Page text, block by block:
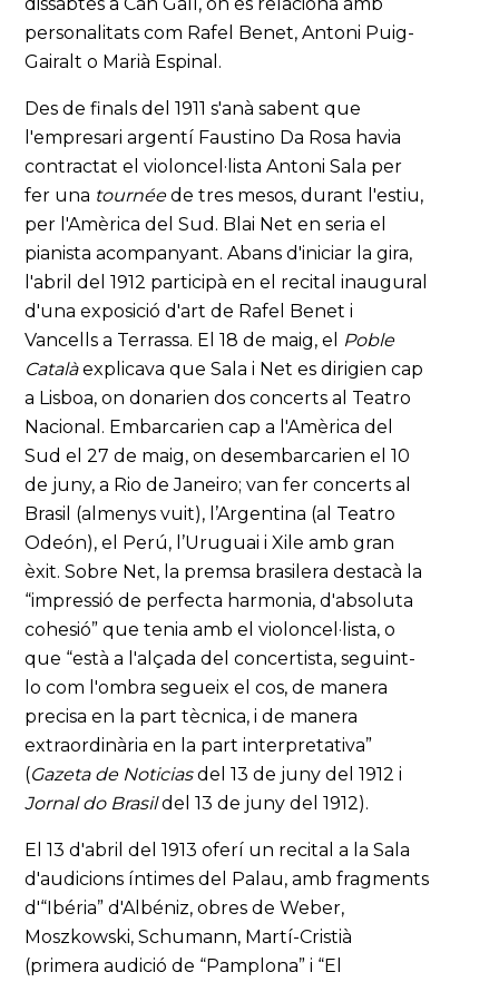
personalitats com Rafel Benet, Antoni Puig-
Gairalt o Marià Espinal.
Des de finals del 1911 s'anà sabent que
l'empresari argentí Faustino Da Rosa havia
contractat el violoncel·lista Antoni Sala per
fer una tournéede tres mesos, durant l'estiu,
per l'Amèrica del Sud. Blai Net en seria el
pianista acompanyant. Abans d'iniciar la gira,
l'abril del 1912 participà en el recital inaugural
d'una exposició d'art de Rafel Benet i
Vancells a Terrassa. El 18 de maig, el Poble
Catalàexplicava que Sala i Net es dirigien cap
a Lisboa, on donarien dos concerts al Teatro
Nacional. Embarcarien cap a l'Amèrica del
Sud el 27 de maig, on desembarcarien el 10
de juny, a Rio de Janeiro; van fer concerts al
Brasil (almenys vuit), l’Argentina (al Teatro
Odeón), el Perú, l’Uruguai i Xile amb gran
èxit. Sobre Net, la premsa brasilera destacà la
“impressió de perfecta harmonia, d'absoluta
cohesió” que tenia amb el violoncel·lista, o
que “està a l'alçada del concertista, seguint-
lo com l'ombra segueix el cos, de manera
precisa en la part tècnica, i de manera
extraordinària en la part interpretativa”
(Gazeta de Noticiasdel 13 de juny del 1912 i
Jornal do Brasildel 13 de juny del 1912).
El 13 d'abril del 1913 oferí un recital a la Sala
d'audicions íntimes del Palau, amb fragments
d'“Ibéria” d'Albéniz, obres de Weber,
Moszkowski, Schumann, Martí-Cristià
(primera audició de “Pamplona” i “El